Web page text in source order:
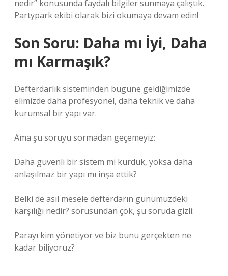
nedir” konusunda faydalı bilgiler sunmaya çalıştık.
Partypark ekibi olarak bizi okumaya devam edin!
Son Soru: Daha mı İyi, Daha
mı Karmaşık?
Defterdarlık sisteminden bugüne geldiğimizde
elimizde daha profesyonel, daha teknik ve daha
kurumsal bir yapı var.
Ama şu soruyu sormadan geçemeyiz:
Daha güvenli bir sistem mi kurduk, yoksa daha
anlaşılmaz bir yapı mı inşa ettik?
Belki de asıl mesele defterdarın günümüzdeki
karşılığı nedir? sorusundan çok, şu soruda gizli:
Parayı kim yönetiyor ve biz bunu gerçekten ne
kadar biliyoruz?